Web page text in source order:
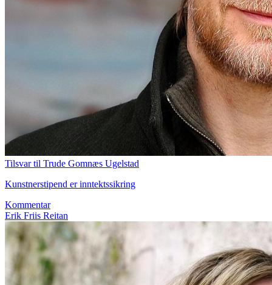
Tilsvar til Trude Gomnæs Ugelstad
Kunstnerstipend er inntektssikring
Kommentar
Erik Friis Reitan